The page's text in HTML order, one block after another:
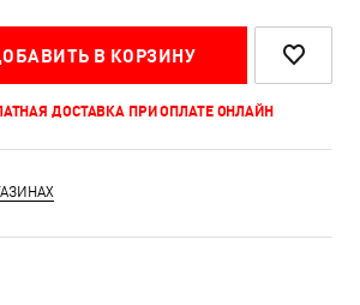
В КОРЗИНУ
ДОСТАВКА ПРИ ОПЛАТЕ ОНЛАЙН